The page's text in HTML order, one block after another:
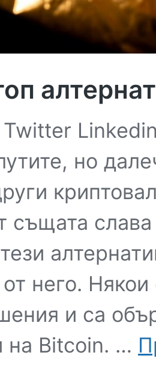
но
същата
него.
и са
на Bitcoin. …